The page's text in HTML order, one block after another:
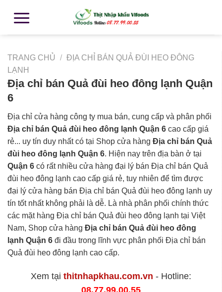
TRANG CHỦ / ĐỊA CHỈ BÁN QUẢ ĐÙI HEO ĐÔNG
LẠNH
Địa chỉ bán Quả đùi heo đông lạnh Quận
6
Địa chỉ cửa hàng công ty mua bán, cung cấp và phân phối
Địa chỉ bán Quả đùi heo đông lạnh Quận 6 cao cấp giá
rẻ... uy tín duy nhất có tại Shop cửa hàng Địa chỉ bán Quả
đùi heo đông lạnh Quận 6. Hiện nay trên địa bàn ở tại
Quận 6 có rất nhiều cửa hàng đại lý bán Địa chỉ bán Quả
đùi heo đông lạnh cao cấp giá rẻ, tuy nhiên để tìm được
đại lý cửa hàng bán Địa chỉ bán Quả đùi heo đông lạnh uy
tín tốt nhất không phải là dễ. Là nhà phân phối chính thức
các mặt hàng Địa chỉ bán Quả đùi heo đông lạnh tại Việt
Nam, Shop cửa hàng Địa chỉ bán Quả đùi heo đông
lạnh Quận 6 đi đầu trong lĩnh vực phân phối Địa chỉ bán
Quả đùi heo đông lạnh cao cấp.
Xem tại thitnhapkhau.com.vn - Hotline:
08.77.99.00.55